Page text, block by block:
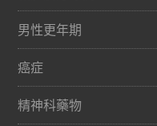
男性更年期
癌症
精神科藥物